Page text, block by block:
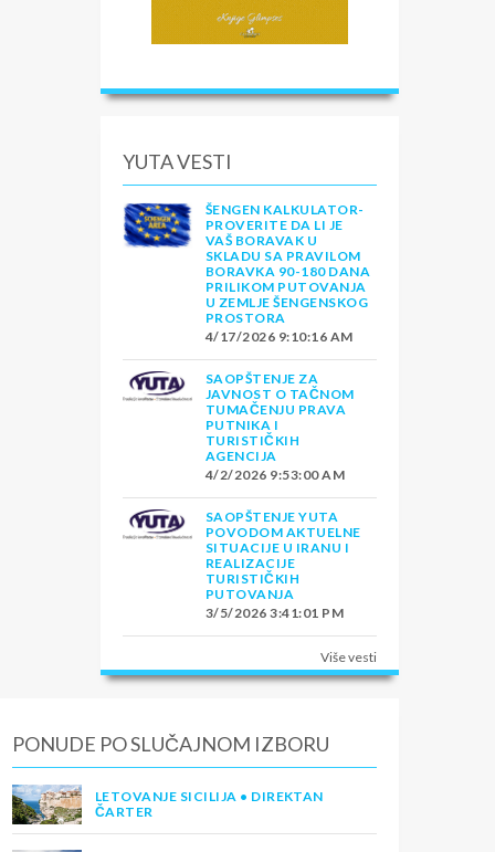
YUTA VESTI
ŠENGEN KALKULATOR-
PROVERITE DA LI JE
VAŠ BORAVAK U
SKLADU SA PRAVILOM
BORAVKA 90-180 DANA
PRILIKOM PUTOVANJA
U ZEMLJE ŠENGENSKOG
PROSTORA
4/17/2026 9:10:16 AM
SAOPŠTENJE ZA
JAVNOST O TAČNOM
TUMAČENJU PRAVA
PUTNIKA I
TURISTIČKIH
AGENCIJA
4/2/2026 9:53:00 AM
SAOPŠTENJE YUTA
POVODOM AKTUELNE
SITUACIJE U IRANU I
REALIZACIJE
TURISTIČKIH
PUTOVANJA
3/5/2026 3:41:01 PM
Više vesti
PONUDE PO SLUČAJNOM IZBORU
LETOVANJE SICILIJA • DIREKTAN
ČARTER